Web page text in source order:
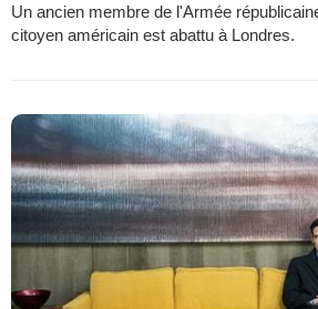
Un ancien membre de l'Armée
citoyen américain est abattu à Londres.